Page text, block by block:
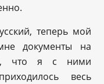
теперь мой
документы на
что я с ними
весь